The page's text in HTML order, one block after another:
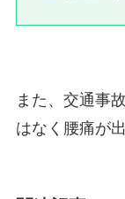
また、交通事
はなく腰痛が